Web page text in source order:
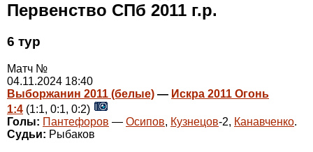
Первенство СПб 2011 г.р.
6 тур
Матч №
04.11.2024 18:40
Выборжанин 2011 (белые) — Искра 2011 Огонь
1:4 (1:1, 0:1, 0:2)
Голы: Пантефоров — Осипов, Кузнецов-2, Канавченко.
Судьи: Рыбаков